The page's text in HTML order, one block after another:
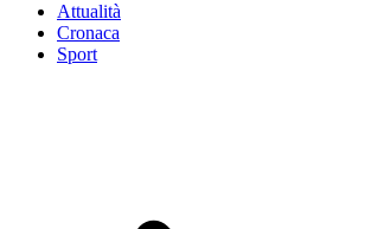
Attualità
Cronaca
Sport